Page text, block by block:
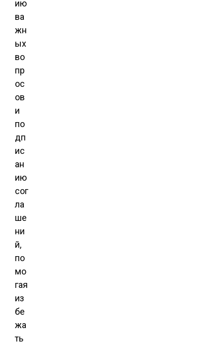
ию
ва
жн
ых
во
пр
ос
ов
и
по
дп
ис
ан
ию
сог
ла
ше
ни
й,
по
мо
гая
из
бе
жа
ть